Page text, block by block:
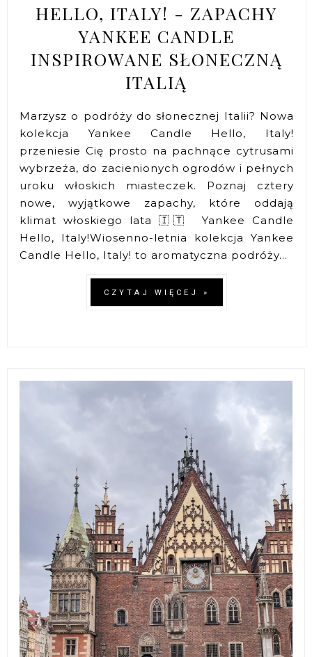
HELLO, ITALY! - ZAPACHY
YANKEE CANDLE
INSPIROWANE SŁONECZNĄ
ITALIĄ
Marzysz o podróży do słonecznej Italii? Nowa
kolekcja Yankee Candle Hello, Italy!
przeniesie Cię prosto na pachnące cytrusami
wybrzeża, do zacienionych ogrodów i pełnych
uroku włoskich miasteczek. Poznaj cztery
nowe, wyjątkowe zapachy, które oddają
klimat włoskiego lata 🇮🇹 Yankee Candle
Hello, Italy!Wiosenno-letnia kolekcja Yankee
Candle Hello, Italy! to aromatyczna podróży...
CZYTAJ WIĘCEJ »